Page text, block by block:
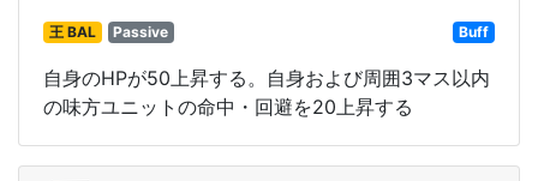
王 BAL Passive Buff
自身のHPが50上昇する。自身および周囲3マス以内
の味方ユニットの命中・回避を20上昇する